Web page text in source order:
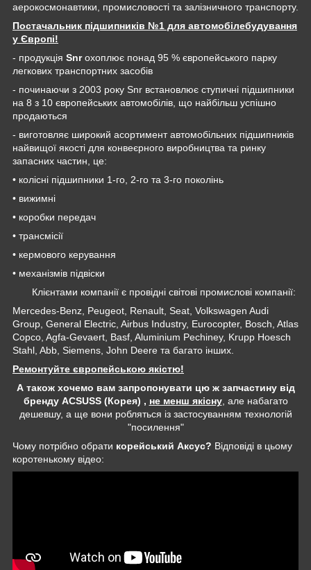
аерокосмонавтики, промисловості та залізничного транспорту.
Постачальник підшипників №1 для автомобілебудування
у Європі!
- продукція Snrохоплює понад 95 % європейського парку
легкових транспортних засобів
- починаючи з 2003 року Snr встановлює ступичні підшипники
на 8 з 10 європейських автомобілів, що найбільш успішно
продаються
- виготовляє широкий асортимент автомобільних підшипників
найвищої якості для конвеєрного виробництва та ринку
запасних частин, це:
• колісні підшипники 1-го, 2-го та 3-го поколінь
• вижимні
• коробки передач
• трансмісії
• кермового керування
• механізмів підвіски
Клієнтами компанії є провідні світові промислові компанії:
Mercedes-Benz, Peugeot, Renault, Seat, Volkswagen Audi
Group, General Electric, Airbus Industry, Eurocopter, Bosch, Atlas
Copco, Agfa-Gevaert, Basf, Aluminium Pechiney, Krupp Hoesch
Stahl, Abb, Siemens, John Deere та багато інших.
Ремонтуйте європейською якістю!
А також хочемо вам запропонувати цю ж запчастину від
бренду ACSUSS (Корея) , не менш якісну, але набагато
дешевшу, а ще вони робляться із застосуванням технологій
"посилення"
Чому потрібно обрати корейський Аксус? Відповіді в цьому
коротенькому відео: